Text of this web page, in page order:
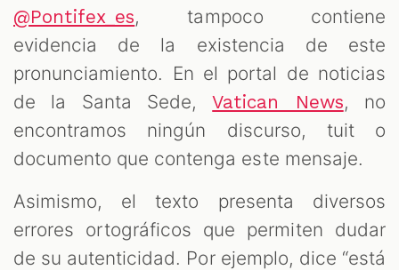
@Pontifex_es, tampoco contiene
evidencia de la existencia de este
pronunciamiento. En el portal de noticias
de la Santa Sede,Vatican News, no
encontramos ningún discurso, tuit o
documento que contenga este mensaje.
Asimismo, el texto presenta diversos
errores ortográficos que permiten dudar
de su autenticidad. Por ejemplo, dice “está